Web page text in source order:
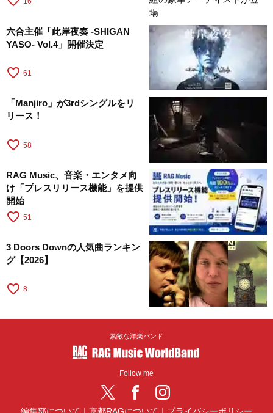
六合主催「此岸夜奏 -SHIGAN
YASO- Vol.4」開催決定
favorite_border 61
「Manjiro」が3rdシングルをリ
リース！
favorite_border 58
RAG Music、音楽・エンタメ向
け「プレスリリース機能」を提供
開始
favorite_border 51
3 Doors Downの人気曲ランキン
グ【2026】
favorite_border 8
素敵な洋楽バンド
Follow me